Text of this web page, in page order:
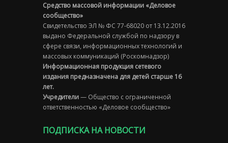
Средство массовой информации «Деловое
сообщество»
Свидетельство ЭЛ № ФС 77-68020 от 13.12.2016
выдано Федеральной службой по надзору в
сфере связи, информационных технологий и
массовых коммуникаций (Роскомнадзор)
Информационная продукция сетевого
издания предназначена для детей старше 16
лет.
Учредители— Общество с ограниченной
ответственностью «Деловое сообщество»
ПОДПИСКА НА НОВОСТИ